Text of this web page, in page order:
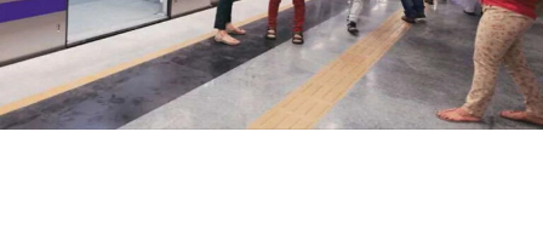
تعینات کیے گئے ہیں۔ مختلف رینجز میں فارنسک
ٹیموں کے استعمال کے لیے چھ موبائل فارنسک وین
بھی خریدی اور فعال کی جا رہی ہیں۔مسٹر سود نے
کہا کہ زیرِ التوا مقدمات کو کم کرنے کے لیے ایف